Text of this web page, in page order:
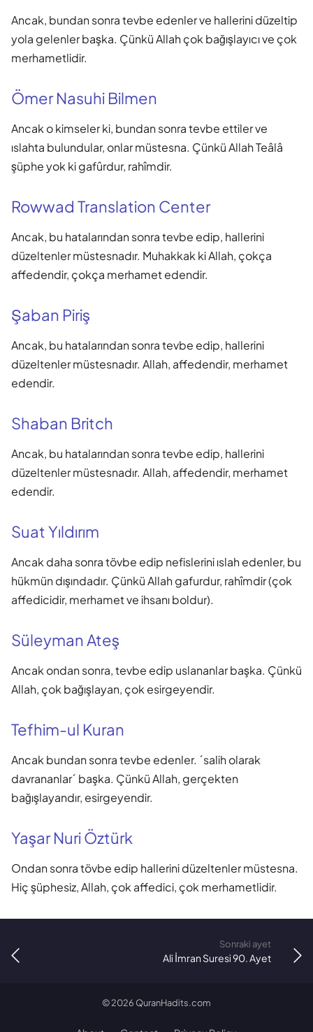
Ancak, bundan sonra tevbe edenler ve hallerini düzeltip
yola gelenler başka. Çünkü Allah çok bağışlayıcı ve çok
merhametlidir.
Ömer Nasuhi Bilmen
Ancak o kimseler ki, bundan sonra tevbe ettiler ve
ıslahta bulundular, onlar müstesna. Çünkü Allah Teâlâ
şüphe yok ki gafûrdur, rahîmdir.
Rowwad Translation Center
Ancak, bu hatalarından sonra tevbe edip, hallerini
düzeltenler müstesnadır. Muhakkak ki Allah, çokça
affedendir, çokça merhamet edendir.
Şaban Piriş
Ancak, bu hatalarından sonra tevbe edip, hallerini
düzeltenler müstesnadır. Allah, affedendir, merhamet
edendir.
Shaban Britch
Ancak, bu hatalarından sonra tevbe edip, hallerini
düzeltenler müstesnadır. Allah, affedendir, merhamet
edendir.
Suat Yıldırım
Ancak daha sonra tövbe edip nefislerini ıslah edenler, bu
hükmün dışındadır. Çünkü Allah gafurdur, rahîmdir (çok
affedicidir, merhamet ve ihsanı boldur).
Süleyman Ateş
Ancak ondan sonra, tevbe edip uslananlar başka. Çünkü
Allah, çok bağışlayan, çok esirgeyendir.
Tefhim-ul Kuran
Ancak bundan sonra tevbe edenler. ´salih olarak
davrananlar´ başka. Çünkü Allah, gerçekten
bağışlayandır, esirgeyendir.
Yaşar Nuri Öztürk
Ondan sonra tövbe edip hallerini düzeltenler müstesna.
Hiç şüphesiz, Allah, çok affedici, çok merhametlidir.
Sonraki ayet
Ali İmran Suresi 90. Ayet
©2026 QuranHadits.com